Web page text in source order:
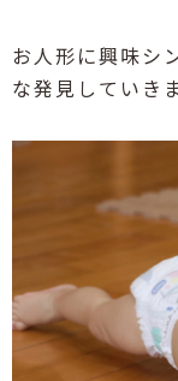
お人形に興味
な発見してい